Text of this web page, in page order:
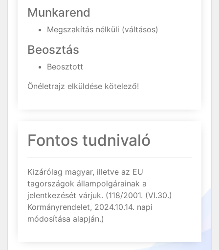
Munkarend
Megszakítás nélküli (váltásos)
Beosztás
Beosztott
Önéletrajz elküldése kötelező!
Fontos tudnivaló
Kizárólag magyar, illetve az EU
tagországok állampolgárainak a
jelentkezését várjuk. (118/2001. (VI.30.)
Kormányrendelet, 2024.10.14. napi
módosítása alapján.)